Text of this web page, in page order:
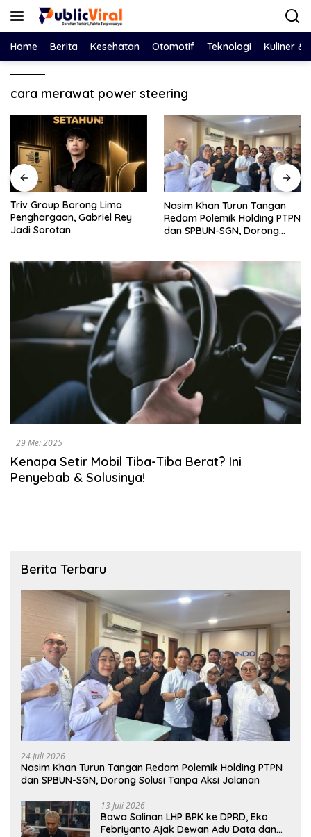
Langsung
Home Berita Kesehatan Otomotif Teknologi Kuliner &
cara merawat power steering
Nasim Khan Turun Tangan
Redam Polemik Holding PTPN
dan SPBUN-SGN, Dorong
Bawa Salinan LHP BPK ke
DPRD, Eko Febriyanto Ajak
Dewan Adu Data dan
29 Mei 2025
Kenapa Setir Mobil Tiba-Tiba Berat? Ini
Penyebab & Solusinya!
Berita Terbaru
24 Juli 2026
Nasim Khan Turun Tangan Redam Polemik Holding PTPN
dan SPBUN-SGN, Dorong Solusi Tanpa Aksi Jalanan
13 Juli 2026
Bawa Salinan LHP BPK ke DPRD, Eko
Febriyanto Ajak Dewan Adu Data dan